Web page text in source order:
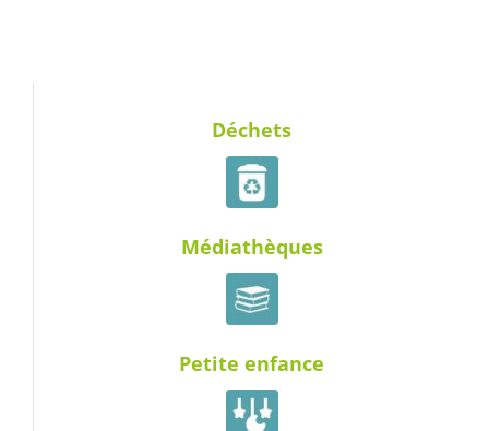
Déchets
Médiathèques
Petite enfance